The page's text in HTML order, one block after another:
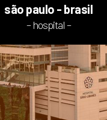
são paulo - brasil
– hospital –